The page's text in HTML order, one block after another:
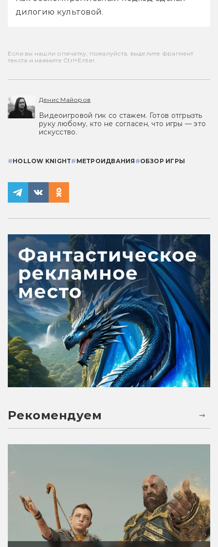
дилогию культовой.
Если вы нашли опечатку, пожалуйста, выделите фрагмент
текста и нажмите Ctrl+Enter.
Денис Майоров
Видеоигровой гик со стажем. Готов отгрызть
руку любому, кто не согласен, что игры — это
искусство.
#HOLLOW KNIGHT# МЕТРОИДВАНИЯ #ОБЗОР ИГРЫ
Рекомендуем